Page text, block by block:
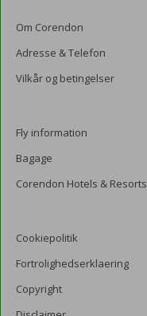
Om Corendon
Adresse & Telefon
Vilkår og betingelser
Fly information
Bagage
Corendon Hotels & Resorts
Cookiepolitik
Fortrolighedserklaering
Copyright